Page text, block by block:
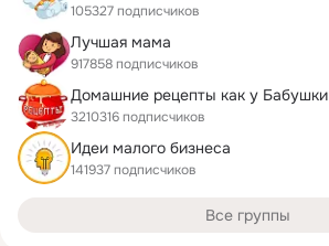
105327 подписчиков
Лучшая мама
917858 подписчиков
Домашние рецепты как у Бабушки
3210316 подписчиков
Идеи малого бизнеса
141937 подписчиков
Все группы